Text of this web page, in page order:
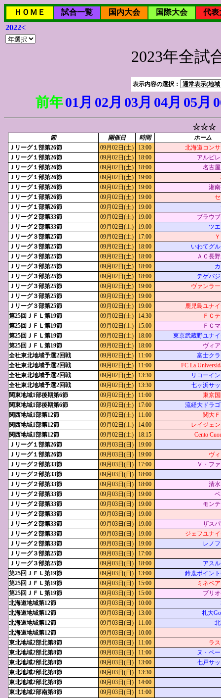
ＨＯＭＥ 試合一覧 国内大会 国際大会
代表
2022<
2023年全試
表示内容の選択：
前年01月 02月 03月 04月 05月
☆☆☆
節 開催日 時間
ホーム
Ｊリーグ１部第26節
09月02日(土) 13:00
北海道コン
Ｊリーグ１部第26節
09月02日(土) 18:00
アルビ
Ｊリーグ１部第26節
09月02日(土) 18:00
名古
Ｊリーグ１部第26節
09月02日(土) 19:00
Ｊリーグ１部第26節
09月02日(土) 19:00
湘
Ｊリーグ１部第26節
09月02日(土) 19:00
Ｊリーグ１部第26節
09月02日(土) 19:00
Ｊリーグ２部第33節
09月02日(土) 19:00
ブラウ
Ｊリーグ２部第33節
09月02日(土) 19:00
ツ
Ｊリーグ３部第25節
09月02日(土) 17:00
Ｊリーグ３部第25節
09月02日(土) 18:00
いわてグ
Ｊリーグ３部第25節
09月02日(土) 18:00
ＡＣ長
Ｊリーグ３部第25節
09月02日(土) 18:00
Ｊリーグ３部第25節
09月02日(土) 18:00
テゲバ
Ｊリーグ３部第25節
09月02日(土) 19:00
ヴァンラ
Ｊリーグ３部第25節
09月02日(土)
19:00
Ｊリーグ３部第25節
09月02日(土) 19:00
鹿児島ユナ
第25回ＪＦＬ第19節
09月02日(土) 14:30
ＦＣ
第25回ＪＦＬ第19節
09月02日(土) 15:00
ＦＣ
第25回ＪＦＬ第19節
09月02日(土) 18:00
東京武蔵野ユナ
第25回ＪＦＬ第19節
09月02日(土) 18:00
ヴィ
全社東北地域予選2回戦
09月02日(土) 11:00
富士ク
全社東北地域予選2回戦
09月02日(土) 11:00
FC La
全社東北地域予選2回戦
09月02日(土) 13:30
リコーイ
全社東北地域予選2回戦
09月02日(土) 13:30
七ヶ浜サ
関東地域1部後期第6節
09月02日(土) 11:00
東京
関東地域1部後期第6節
09月02日(土) 17:00
流経大ドラ
関西地域1部第12節
09月02日(土) 11:00
関大
関西地域1部第12節
09月02日(土) 14:00
レイジェ
関西地域1部第12節
09月02日(土) 18:15
Cento
Ｊリーグ１部第26節
09月03日(日)
19:00
Ｊリーグ１部第26節
09月03日(日) 19:00
ヴ
Ｊリーグ２部第33節
09月03日(日) 17:00
Ｖ・フ
Ｊリーグ２部第33節
09月03日(日) 18:00
Ｊリーグ２部第33節
09月03日(日) 18:00
清
Ｊリーグ２部第33節
09月03日(日) 19:00
Ｊリーグ２部第33節
09月03日(日) 19:00
モン
Ｊリーグ２部第33節
09月03日(日)
19:00
Ｊリーグ２部第33節
09月03日(日) 19:00
ザス
Ｊリーグ２部第33節
09月03日(日) 19:00
ジェフユナ
Ｊリーグ２部第33節
09月03日(日) 19:00
レノ
Ｊリーグ３部第25節
09月03日(日)
17:00
Ｊリーグ３部第25節
09月03日(日) 18:00
アス
第25回ＪＦＬ第19節
09月03日(日) 13:00
鈴鹿ポイン
第25回ＪＦＬ第19節
09月03日(日) 15:00
ミネベ
第25回ＪＦＬ第19節
09月03日(日) 15:00
ブリ
北海道地域第12節
09月03日(日) 10:00
北海道地域第12節
09月03日(日) 13:00
札大
北海道地域第12節
09月03日(日) 11:00
北海道地域第12節
09月03日(日)
10:00
東北地域2部北第8節
09月03日(日) 11:00
ラ
東北地域2部北第8節
09月03日(日) 11:00
ヌ・ペ
東北地域2部北第8節
09月03日(日) 13:00
七戸サ
東北地域2部北第8節
09月03日(日) 13:30
東北地域2部北第8節
09月03日(日)
14:00
東北地域2部南第8節
09月03日(日)
11:00